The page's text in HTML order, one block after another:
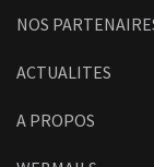
NOS
ACTUALITES
A PROPOS